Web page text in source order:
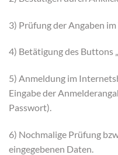
3) Prüfung der Angaben
4) Betätigung des Buttons
5) Anmeldung im
Eingabe der
Passwort).
6) Nochmalige Prüfung
eingegebenen Daten.